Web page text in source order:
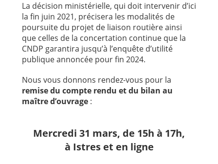
La décision ministérielle, qui doit intervenir d’ici
la fin juin 2021, précisera les modalités de
poursuite du projet de liaison routière ainsi
que celles de la concertation continue que la
CNDP garantira jusqu’à l’enquête d’utilité
publique annoncée pour fin 2024.
Nous vous donnons rendez-vous pour la
remise du compte rendu et du bilan au
maître d’ouvrage :
Mercredi 31 mars, de 15h à 17h,
à Istres et en ligne